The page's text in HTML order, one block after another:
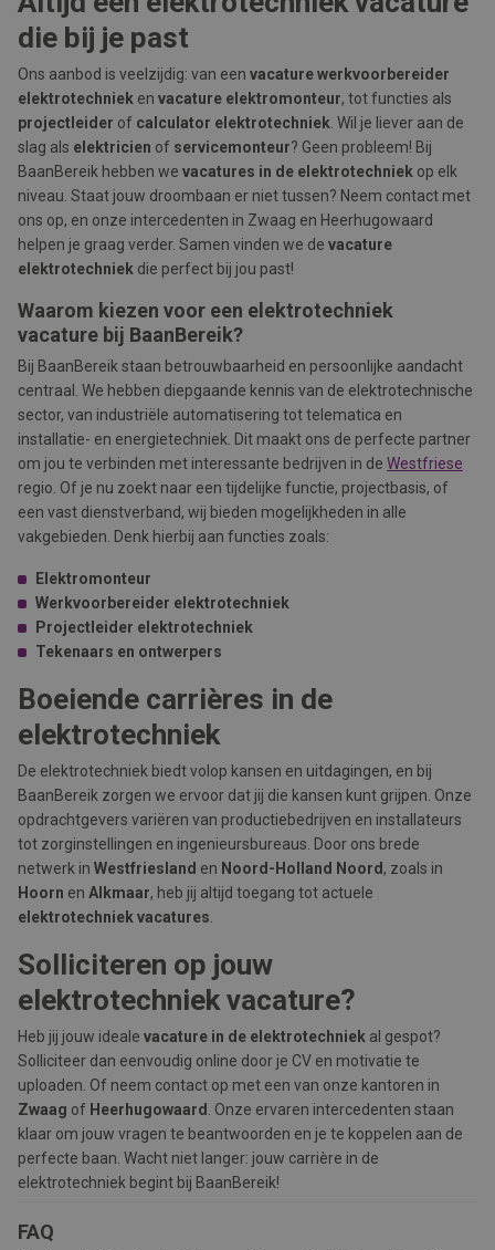
die bij je past
Ons aanbod is veelzijdig: van een vacature werkvoorbereider
elektrotechniek en vacature elektromonteur, tot functies als
projectleider of calculator elektrotechniek . Wil je liever aan de
slag als elektricien of servicemonteur? Geen probleem! Bij
BaanBereik hebben we vacatures in de elektrotechniek op elk
niveau. Staat jouw droombaan er niet tussen? Neem contact met
ons op, en onze intercedenten in Zwaag en Heerhugowaard
helpen je graag verder. Samen vinden we de vacature
elektrotechniek die perfect bij jou past!
Waarom kiezen voor een elektrotechniek
vacature bij BaanBereik?
Bij BaanBereik staan betrouwbaarheid en persoonlijke aandacht
centraal. We hebben diepgaande kennis van de elektrotechnische
sector, van industriële automatisering tot telematica en
installatie- en energietechniek. Dit maakt ons de perfecte partner
om jou te verbinden met interessante bedrijven in de Westfriese
regio. Of je nu zoekt naar een tijdelijke functie, projectbasis, of
een vast dienstverband, wij bieden mogelijkheden in alle
vakgebieden. Denk hierbij aan functies zoals:
Elektromonteur
Werkvoorbereider elektrotechniek
Projectleider elektrotechniek
Tekenaars en ontwerpers
Boeiende carrières in de
elektrotechniek
De elektrotechniek biedt volop kansen en uitdagingen, en bij
BaanBereik zorgen we ervoor dat jij die kansen kunt grijpen. Onze
opdrachtgevers variëren van productiebedrijven en installateurs
tot zorginstellingen en ingenieursbureaus. Door ons brede
netwerk in Westfriesland en Noord-Holland Noord , zoals in
Hoorn en Alkmaar, heb jij altijd toegang tot actuele
elektrotechniek vacatures
Solliciteren op jouw
elektrotechniek vacature?
Heb jij jouw ideale vacature in de elektrotechniek al gespot?
Solliciteer dan eenvoudig online door je CV en motivatie te
uploaden. Of neem contact op met een van onze kantoren in
Zwaag of Heerhugowaard
. Onze ervaren intercedenten staan
klaar om jouw vragen te beantwoorden en je te koppelen aan de
perfecte baan. Wacht niet langer: jouw carrière in de
elektrotechniek begint bij BaanBereik!
FAQ